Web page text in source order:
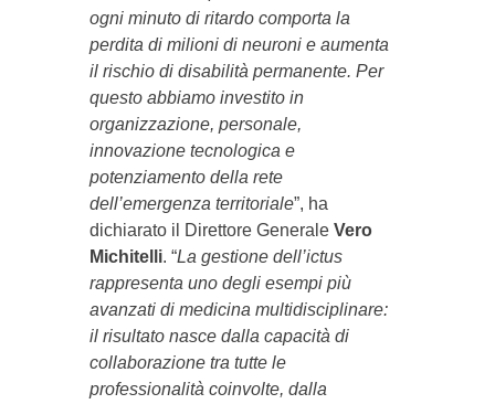
ogni minuto di ritardo comporta la
perdita di milioni di neuroni e aumenta
il rischio di disabilità permanente. Per
questo abbiamo investito in
organizzazione, personale,
innovazione tecnologica e
potenziamento della rete
dell’emergenza territoriale”, ha
dichiarato il Direttore Generale Vero
Michitelli. “La gestione dell’ictus
rappresenta uno degli esempi più
avanzati di medicina multidisciplinare:
il risultato nasce dalla capacità di
collaborazione tra tutte le
professionalità coinvolte, dalla